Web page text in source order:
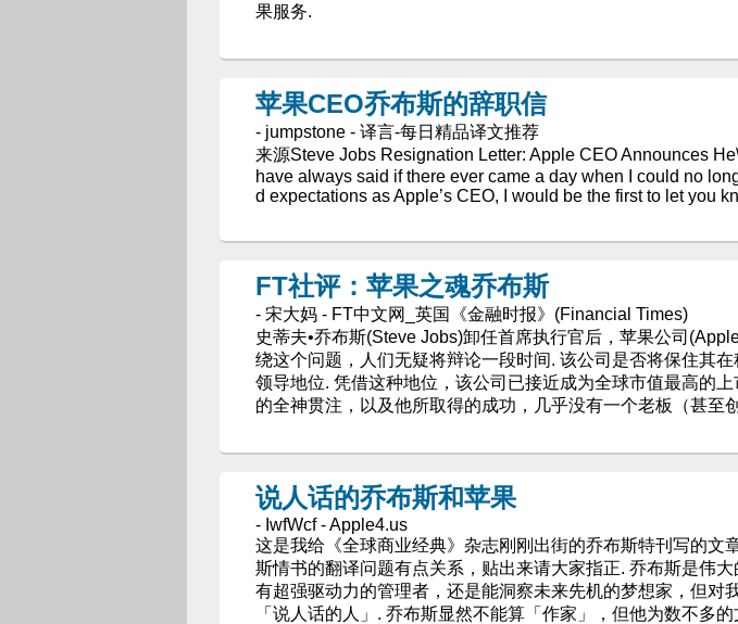
果服务.
苹果CEO乔布斯的辞职信
- jumpstone - 译言-每日精品译文推荐
来源Steve Jobs Resignation Letter: Apple CEO Announces
have always said if there ever came a day when I could no
d expectations as Apple’s CEO, I would be the first to let you
FT社评：苹果之魂乔布斯
- 宋大妈 - FT中文网_英国《金融时报》(Financial Times)
史蒂夫•乔布斯(Steve Jobs)卸任首席执行官后，苹果公司
绕这个问题，人们无疑将辩论一段时间. 该公司是否将保住其
领导地位. 凭借这种地位，该公司已接近成为全球市值最高的
的全神贯注，以及他所取得的成功，几乎没有一个老板（甚至
说人话的乔布斯和苹果
- IwfWcf - Apple4.us
这是我给《全球商业经典》杂志刚刚出街的乔布斯特刊写的文
斯情书的翻译问题有点关系，贴出来请大家指正. 乔布斯是伟
有超强驱动力的管理者，还是能洞察未来先机的梦想家，但对
「说人话的人」. 乔布斯显然不能算「作家」，但他为数不多